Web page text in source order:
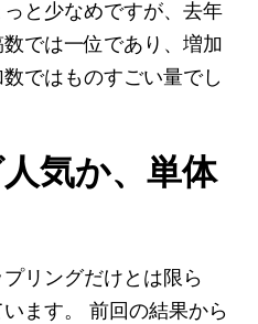
と少なめですが、去年
では一位であり、増加
ではものすごい量でし
気か、単体
リングだけとは限ら
ます。 前回の結果から